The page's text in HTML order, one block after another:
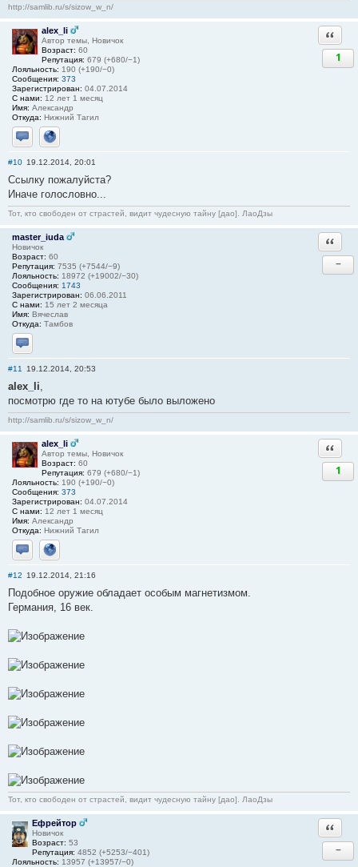
http://samlib.ru/s/sizow_w_n/
alex_li
Автор темы, Новичок
Возраст: 60
Репутация: 679 (+680/−1)
Лояльность: 190 (+190/−0)
Сообщения: 373
Зарегистрирован: 04.07.2014
С нами: 12 лет 1 месяц
Имя: Александр
Откуда: Нижний Тагил
Отправить личное сообщение
Сайт
1
#10 19.12.2014, 20:01
Ссылку пожалуйста?
Иначе голословно...
Тот, кто свободен от страстей, видит чудесную тайну [дао]. ЛаоДзы
master_iuda
Новичок
Возраст: 60
Репутация: 7535 (+7544/−9)
Лояльность: 18972 (+19002/−30)
Сообщения: 1743
Зарегистрирован: 06.06.2011
С нами: 15 лет 2 месяца
Имя: Вячеслав
Откуда: Тамбов
Отправить личное сообщение
−
#11 19.12.2014, 20:53
alex_li,
посмотрю где то на ютубе было выложено
http://samlib.ru/s/sizow_w_n/
alex_li
Автор темы, Новичок
Возраст: 60
Репутация: 679 (+680/−1)
Лояльность: 190 (+190/−0)
Сообщения: 373
Зарегистрирован: 04.07.2014
С нами: 12 лет 1 месяц
Имя: Александр
Откуда: Нижний Тагил
Отправить личное сообщение
Сайт
1
#12 19.12.2014, 21:16
Подобное оружие обладает особым магнетизмом.
Германия, 16 век.
Тот, кто свободен от страстей, видит чудесную тайну [дао]. ЛаоДзы
Ефрейтор
Новичок
Возраст: 53
Репутация: 4852 (+5253/−401)
Лояльность: 13957 (+13957/−0)
−